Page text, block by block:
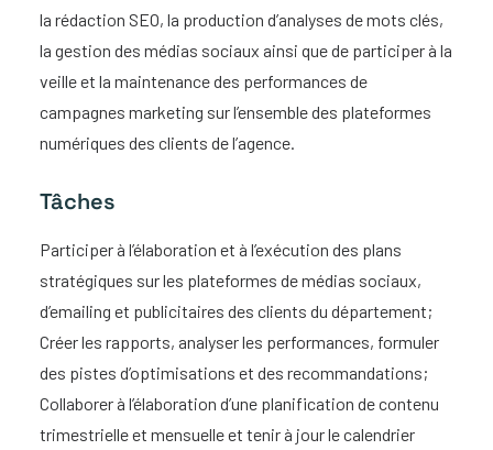
la rédaction SEO, la production d’analyses de mots clés,
la gestion des médias sociaux ainsi que de participer à la
veille et la maintenance des performances de
campagnes marketing sur l’ensemble des plateformes
numériques des clients de l’agence.
Tâches
Participer à l’élaboration et à l’exécution des plans
stratégiques sur les plateformes de médias sociaux,
d’emailing et publicitaires des clients du département;
Créer les rapports, analyser les performances, formuler
des pistes d’optimisations et des recommandations;
Collaborer à l’élaboration d’une planification de contenu
trimestrielle et mensuelle et tenir à jour le calendrier